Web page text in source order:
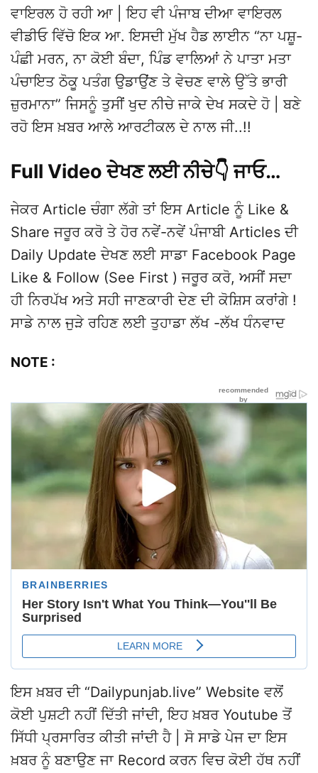
ਵਾਇਰਲ ਹੋ ਰਹੀ ਆ | ਇਹ ਵੀ ਪੰਜਾਬ ਦੀਆ ਵਾਇਰਲ
ਵੀਡੀਓ ਵਿੱਚੋ ਇਕ ਆ. ਇਸਦੀ ਮੁੱਖ ਹੈਡ ਲਾਈਨ “ਨਾ ਪਸ਼ੂ-
ਪੰਛੀ ਮਰਨ, ਨਾ ਕੋਈ ਬੰਦਾ, ਪਿੰਡ ਵਾਲਿਆਂ ਨੇ ਪਾਤਾ ਮਤਾ
ਪੰਚਾਇਤ ਠੋਕੂ ਪਤੰਗ ਉਡਾਉਂਣ ਤੇ ਵੇਚਣ ਵਾਲੇ ਉੱਤੇ ਭਾਰੀ
ਜ਼ੁਰਮਾਨਾ” ਜਿਸਨੂੰ ਤੁਸੀਂ ਖੁਦ ਨੀਚੇ ਜਾਕੇ ਦੇਖ ਸਕਦੇ ਹੋ | ਬਣੇ
ਰਹੋ ਇਸ ਖ਼ਬਰ ਆਲੇ ਆਰਟੀਕਲ ਦੇ ਨਾਲ ਜੀ..!!
Full Video ਦੇਖਣ ਲਈ ਨੀਚੇ👇 ਜਾਓ…
ਜੇਕਰ Article ਚੰਗਾ ਲੱਗੇ ਤਾਂ ਇਸ Article ਨੂੰ Like &
Share ਜਰੂਰ ਕਰੋ ਤੇ ਹੋਰ ਨਵੇਂ-ਨਵੇਂ ਪੰਜਾਬੀ Articles ਦੀ
Daily Update ਦੇਖਣ ਲਈ ਸਾਡਾ Facebook Page
Like & Follow (See First ) ਜਰੂਰ ਕਰੋ, ਅਸੀਂ ਸਦਾ
ਹੀ ਨਿਰਪੱਖ ਅਤੇ ਸਹੀ ਜਾਣਕਾਰੀ ਦੇਣ ਦੀ ਕੋਸ਼ਿਸ ਕਰਾਂਗੇ !
ਸਾਡੇ ਨਾਲ ਜੁੜੇ ਰਹਿਣ ਲਈ ਤੁਹਾਡਾ ਲੱਖ -ਲੱਖ ਧੰਨਵਾਦ
NOTE :
ਇਸ ਖ਼ਬਰ ਦੀ “Dailypunjab.live” Website ਵਲੋਂ
ਕੋਈ ਪੁਸ਼ਟੀ ਨਹੀਂ ਦਿੱਤੀ ਜਾਂਦੀ, ਇਹ ਖ਼ਬਰ Youtube ਤੋਂ
ਸਿੱਧੀ ਪ੍ਰਸਾਰਿਤ ਕੀਤੀ ਜਾਂਦੀ ਹੈ | ਸੋ ਸਾਡੇ ਪੇਜ ਦਾ ਇਸ
ਖ਼ਬਰ ਨੂੰ ਬਣਾਉਣ ਜਾ Record ਕਰਨ ਵਿਚ ਕੋਈ ਹੱਥ ਨਹੀਂ